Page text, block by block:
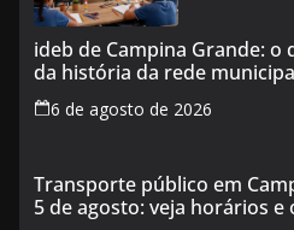
ideb de Campina Grande:
da história da rede
6 de agosto de 2026
Transporte público em
5 de agosto: veja horários e